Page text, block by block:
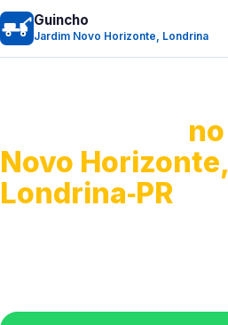
Guincho
Jardim Novo Horizonte, Londrina
Novo Horizonte,
Londrina‑PR